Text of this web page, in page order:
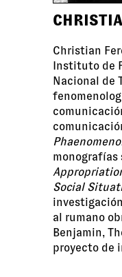
Christian
Instituto de
Nacional de
monografías
Social
al rumano
Benjamin,
proyecto de